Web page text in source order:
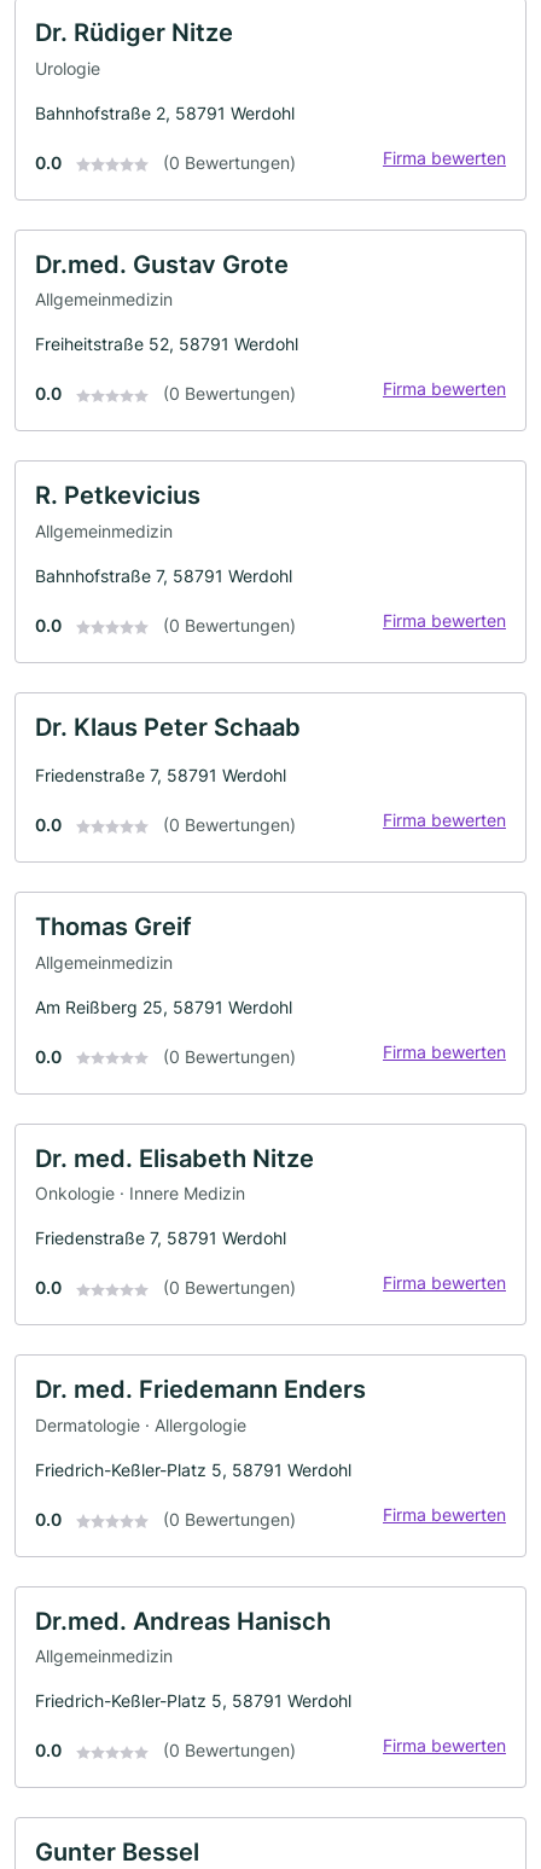
Dr. Rüdiger Nitze
Urologie
Bahnhofstraße 2, 58791 Werdohl
0.0 (0 Bewertungen) Firma bewerten
Dr.med. Gustav Grote
Allgemeinmedizin
Freiheitstraße 52, 58791 Werdohl
0.0 (0 Bewertungen) Firma bewerten
R. Petkevicius
Allgemeinmedizin
Bahnhofstraße 7, 58791 Werdohl
0.0 (0 Bewertungen) Firma bewerten
Dr. Klaus Peter Schaab
Friedenstraße 7, 58791 Werdohl
0.0 (0 Bewertungen) Firma bewerten
Thomas Greif
Allgemeinmedizin
Am Reißberg 25, 58791 Werdohl
0.0 (0 Bewertungen) Firma bewerten
Dr. med. Elisabeth Nitze
Onkologie · Innere Medizin
Friedenstraße 7, 58791 Werdohl
0.0 (0 Bewertungen) Firma bewerten
Dr. med. Friedemann Enders
Dermatologie · Allergologie
Friedrich-Keßler-Platz 5, 58791 Werdohl
0.0 (0 Bewertungen) Firma bewerten
Dr.med. Andreas Hanisch
Allgemeinmedizin
Friedrich-Keßler-Platz 5, 58791 Werdohl
0.0 (0 Bewertungen) Firma bewerten
Gunter Bessel